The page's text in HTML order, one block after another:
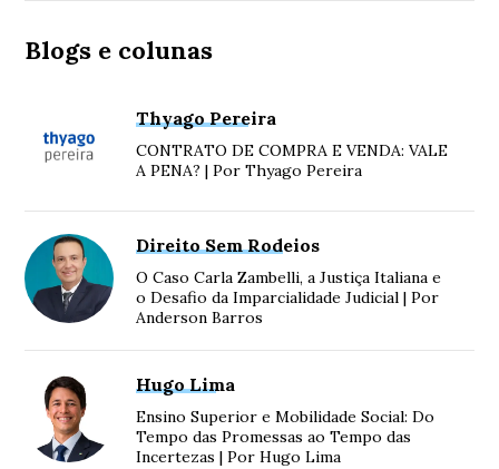
Blogs e colunas
Thyago Pereira
CONTRATO DE COMPRA E VENDA: VALE
A PENA? | Por Thyago Pereira
Direito Sem Rodeios
O Caso Carla Zambelli, a Justiça Italiana e
o Desafio da Imparcialidade Judicial | Por
Anderson Barros
Hugo Lima
Ensino Superior e Mobilidade Social: Do
Tempo das Promessas ao Tempo das
Incertezas | Por Hugo Lima